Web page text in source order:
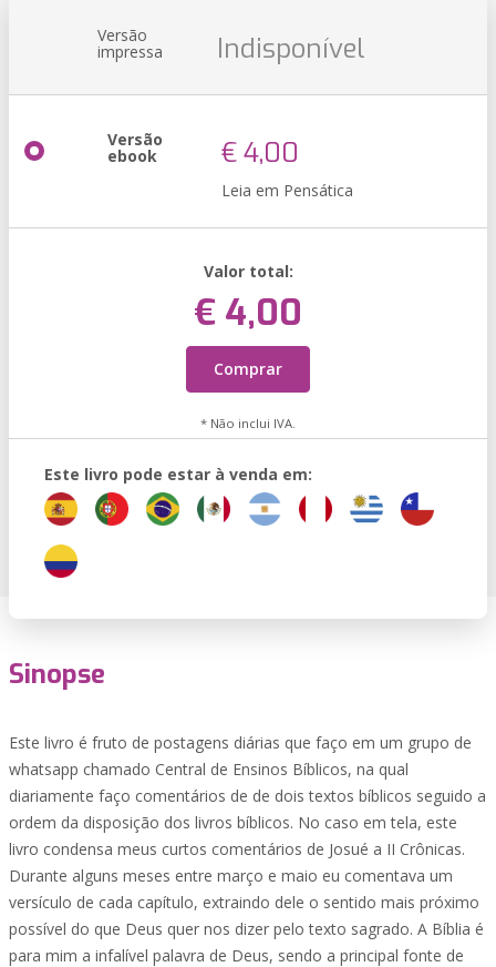
Versão
impressa Indisponível
Versão
ebook € 4,00
Leia em Pensática
Valor total:
€ 4,00
Comprar
* Não inclui IVA.
Este livro pode estar à venda em:
Sinopse
Este livro é fruto de postagens diárias que faço em um grupo de
whatsapp chamado Central de Ensinos Bíblicos, na qual
diariamente faço comentários de de dois textos bíblicos seguido a
ordem da disposição dos livros bíblicos. No caso em tela, este
livro condensa meus curtos comentários de Josué a II Crônicas.
Durante alguns meses entre março e maio eu comentava um
versículo de cada capítulo, extraindo dele o sentido mais próximo
possível do que Deus quer nos dizer pelo texto sagrado. A Bíblia é
para mim a infalível palavra de Deus, sendo a principal fonte de